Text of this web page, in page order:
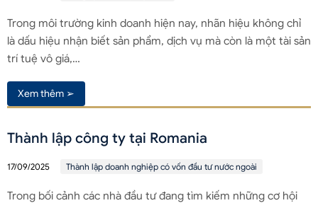
Trong môi trường kinh doanh hiện nay, nhãn hiệu không chỉ
là dấu hiệu nhận biết sản phẩm, dịch vụ mà còn là một tài sản
trí tuệ vô giá,…
Xem thêm ➢
Thành lập công ty tại Romania
17/09/2025 Thành lập doanh nghiệp có vốn đầu tư nước ngoài
Trong bối cảnh các nhà đầu tư đang tìm kiếm những cơ hội